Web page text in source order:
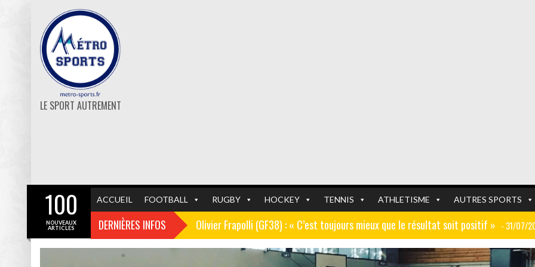
LE SPORT AUTREMENT
ACCUEIL FOOTBALL RUGBY HOCKEY TENNIS ATHLETISME AUTRES SPORTS
DERNIÈRES INFOS Olivier Frapolli (GF38) : « C’est toujours mieux que le résultat soit positif » - 31/07/
Christophe Pélissier (ex AJ Auxerre) : « Le travail dans les centres de formation est
100
NOUVEAUX
ARTICLES
FOOTBALL FOOTBALL